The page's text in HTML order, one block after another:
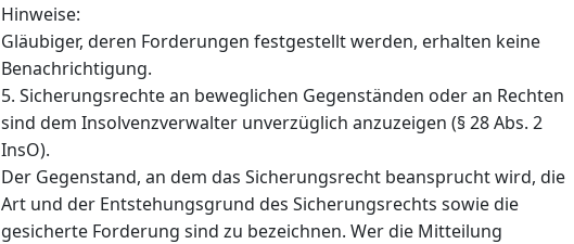
Hinweise:
Gläubiger, deren Forderungen festgestellt werden, erhalten keine
Benachrichtigung.
5. Sicherungsrechte an beweglichen Gegenständen oder an Rechten
sind dem Insolvenzverwalter unverzüglich anzuzeigen (§ 28 Abs. 2
InsO).
Der Gegenstand, an dem das Sicherungsrecht beansprucht wird, die
Art und der Entstehungsgrund des Sicherungsrechts sowie die
gesicherte Forderung sind zu bezeichnen. Wer die Mitteilung